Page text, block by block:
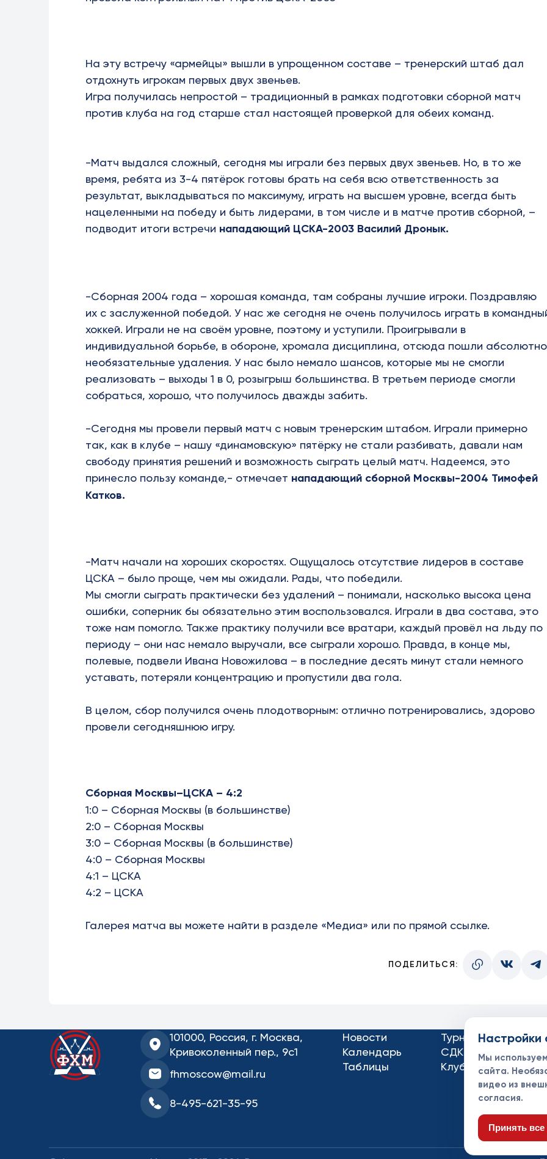
На эту встречу «армейцы» вышли в упрощенном составе – тренерский штаб дал
отдохнуть игрокам первых двух звеньев.
Игра получилась непростой – традиционный в рамках подготовки сборной матч
против клуба на год старше стал настоящей проверкой для обеих команд.
-Матч выдался сложный, сегодня мы играли без первых двух звеньев. Но, в то же
время, ребята из 3-4 пятёрок готовы брать на себя всю ответственность за
результат, выкладываться по максимуму, играть на высшем уровне, всегда быть
нацеленными на победу и быть лидерами, в том числе и в матче против сборной, –
подводит итоги встречи нападающий ЦСКА-2003 Василий Дронык.
-Сборная 2004 года – хорошая команда, там собраны лучшие игроки. Поздравляю
их с заслуженной победой. У нас же сегодня не очень получилось играть в
хоккей. Играли не на своём уровне, поэтому и уступили. Проигрывали в
индивидуальной борьбе, в обороне, хромала дисциплина, отсюда пошли абсолютно
необязательные удаления. У нас было немало шансов, которые мы не смогли
реализовать – выходы 1 в 0, розыгрыш большинства. В третьем периоде смогли
собраться, хорошо, что получилось дважды забить.
-Сегодня мы провели первый матч с новым тренерским штабом. Играли примерно
так, как в клубе – нашу «динамовскую» пятёрку не стали разбивать, давали нам
свободу принятия решений и возможность сыграть целый матч. Надеемся, это
принесло пользу команде,- отмечает нападающий сборной Москвы-2004 Тимофей
Катков.
-Матч начали на хороших скоростях. Ощущалось отсутствие лидеров в составе
ЦСКА – было проще, чем мы ожидали. Рады, что победили.
Мы смогли сыграть практически без удалений – понимали, насколько высока цена
ошибки, соперник бы обязательно этим воспользовался. Играли в два состава, это
тоже нам помогло. Также практику получили все вратари, каждый провёл на льду по
периоду – они нас немало выручали, все сыграли хорошо. Правда, в конце мы,
полевые, подвели Ивана Новожилова – в последние десять минут стали немного
уставать, потеряли концентрацию и пропустили два гола.
В целом, сбор получился очень плодотворным: отлично потренировались, здорово
провели сегодняшнюю игру.
Сборная Москвы–ЦСКА – 4:2
1:0 – Сборная Москвы (в большинстве)
2:0 – Сборная Москвы
3:0 – Сборная Москвы (в большинстве)
4:0 – Сборная Москвы
4:1 – ЦСКА
4:2 – ЦСКА
Галерея матча вы можете найти в разделе «Медиа» или по прямой ссылке.
ПОДЕЛИТЬСЯ:
101000, Россия, г. Москва,
Кривоколенный пер., 9с1
fhmoscow@mail.ru
8-495-621-35-95
Новости
Календарь
Таблицы
Турниры
СДК
Клубы
Настройки
Мы
сайта.
видео из
согласия.
Принять все